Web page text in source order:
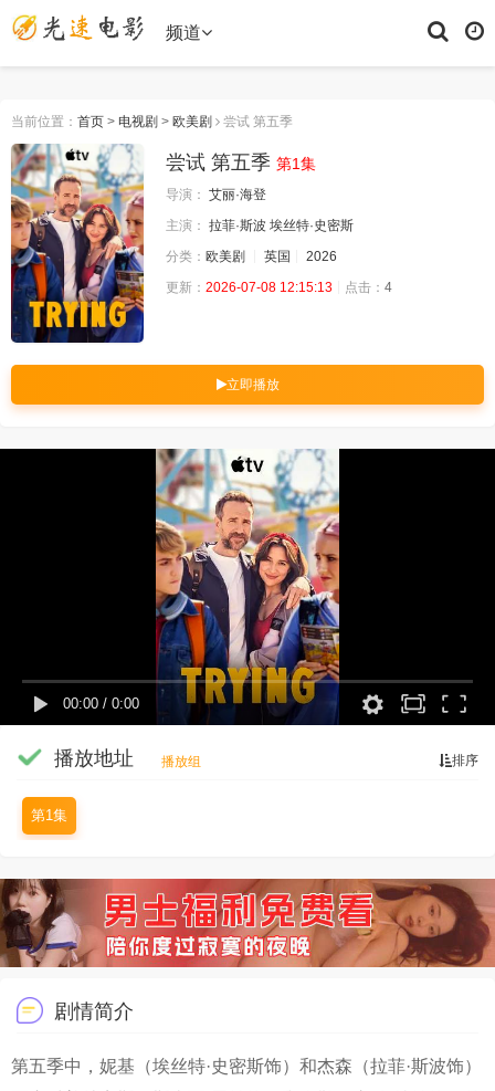
频道
当前位置： 首页 > 电视剧 > 欧美剧 尝试 第五季
尝试 第五季 第1集
导演： 艾丽·海登
主演： 拉菲·斯波 埃丝特·史密斯
分类： 欧美剧 英国
2026
更新： 2026-07-08 12:15:13 点击： 4
立即播放
00:00 / 0:00
排序
播放地址 播放组
第1集
剧情简介
第五季中，妮基（埃丝特·史密斯饰）和杰森（拉菲·斯波饰）